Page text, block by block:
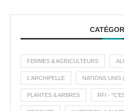
FERMES & AGRICULTEURS
L'ARCHIPELLE NATIONS UNIS
PLANTES & ARBRES RFI -